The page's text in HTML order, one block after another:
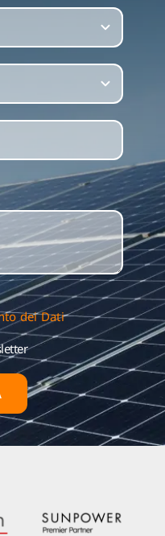
dei Dati